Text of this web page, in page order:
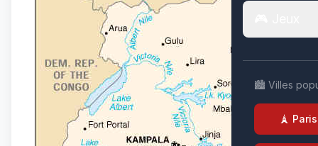
🏙️ Villes
🗼 Paris